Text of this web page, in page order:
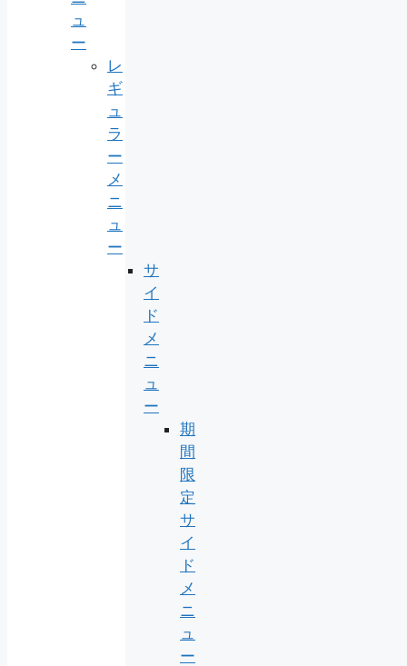
ュ
ー
レ
ギ
ュ
ラ
ー
メ
ニ
ュ
ー
サ
イ
ド
メ
ニ
ュ
ー
期
間
限
定
サ
イ
ド
メ
ニ
ュ
ー